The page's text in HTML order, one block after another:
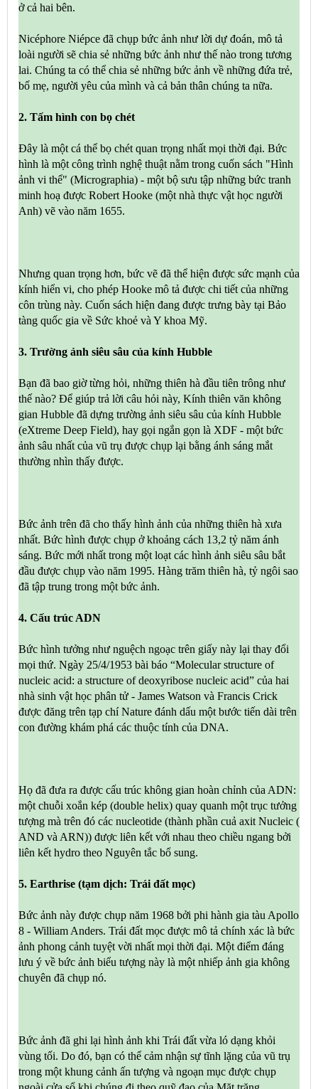
ở cả hai bên.
Nicéphore Niépce đã chụp bức ảnh như lời dự đoán, mô tả
loài người sẽ chia sẻ những bức ảnh như thế nào trong tương
lai. Chúng ta có thể chia sẻ những bức ảnh về những đứa trẻ,
bố mẹ, người yêu của mình và cả bản thân chúng ta nữa.
2. Tấm hình con bọ chét
Đây là một cá thể bọ chét quan trọng nhất mọi thời đại. Bức
hình là một công trình nghệ thuật nằm trong cuốn sách "Hình
ảnh vi thể" (Micrographia) - một bộ sưu tập những bức tranh
minh hoạ được Robert Hooke (một nhà thực vật học người
Anh) vẽ vào năm 1655.
Nhưng quan trọng hơn, bức vẽ đã thể hiện được sức mạnh của
kính hiển vi, cho phép Hooke mô tả được chi tiết của những
côn trùng này. Cuốn sách hiện đang được trưng bày tại Bảo
tàng quốc gia về Sức khoẻ và Y khoa Mỹ.
3. Trường ảnh siêu sâu của kính Hubble
Bạn đã bao giờ từng hỏi, những thiên hà đầu tiên trông như
thế nào? Để giúp trả lời câu hỏi này, Kính thiên văn không
gian Hubble đã dựng trường ảnh siêu sâu của kính Hubble
(eXtreme Deep Field), hay gọi ngắn gọn là XDF - một bức
ảnh sâu nhất của vũ trụ được chụp lại bằng ánh sáng mắt
thường nhìn thấy được.
Bức ảnh trên đã cho thấy hình ảnh của những thiên hà xưa
nhất. Bức hình được chụp ở khoảng cách 13,2 tỷ năm ánh
sáng. Bức mới nhất trong một loạt các hình ảnh siêu sâu bắt
đầu được chụp vào năm 1995. Hàng trăm thiên hà, tỷ ngôi sao
đã tập trung trong một bức ảnh.
4. Cấu trúc ADN
Bức hình tưởng như nguệch ngoạc trên giấy này lại thay đổi
mọi thứ. Ngày 25/4/1953 bài báo “Molecular structure of
nucleic acid: a structure of deoxyribose nucleic acid” của hai
nhà sinh vật học phân tử - James Watson và Francis Crick
được đăng trên tạp chí Nature đánh dấu một bước tiến dài trên
con đường khám phá các thuộc tính của DNA.
Họ đã đưa ra được cấu trúc không gian hoàn chỉnh của ADN:
một chuỗi xoắn kép (double helix) quay quanh một trục tưởng
tượng mà trên đó các nucleotide (thành phần cuả axit Nucleic (
AND và ARN)) được liên kết với nhau theo chiều ngang bởi
liên kết hydro theo Nguyên tắc bổ sung.
5. Earthrise (tạm dịch: Trái đất mọc)
Bức ảnh này được chụp năm 1968 bởi phi hành gia tàu Apollo
8 - William Anders. Trái đất mọc được mô tả chính xác là bức
ảnh phong cảnh tuyệt vời nhất mọi thời đại. Một điểm đáng
lưu ý về bức ảnh biểu tượng này là một nhiếp ảnh gia không
chuyên đã chụp nó.
Bức ảnh đã ghi lại hình ảnh khi Trái đất vừa ló dạng khỏi
vùng tối. Do đó, bạn có thể cảm nhận sự tĩnh lặng của vũ trụ
trong một khung cảnh ấn tượng và ngoạn mục được chụp